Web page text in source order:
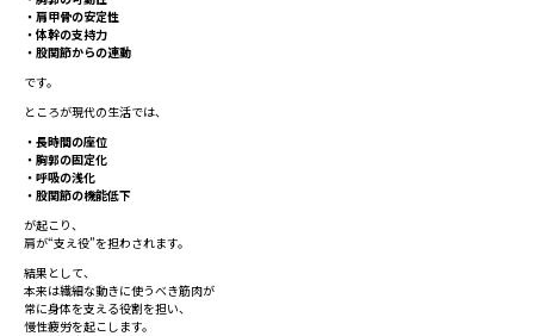
・肩甲骨の安定性
・体幹の支持力
・股関節からの連動
です。
ところが現代の生活では、
・長時間の座位
・胸郭の固定化
・呼吸の浅化
・股関節の機能低下
が起こり、
肩が“支え役”を担わされます。
結果として、
本来は繊細な動きに使うべき筋肉が
常に身体を支える役割を担い、
慢性疲労を起こします。